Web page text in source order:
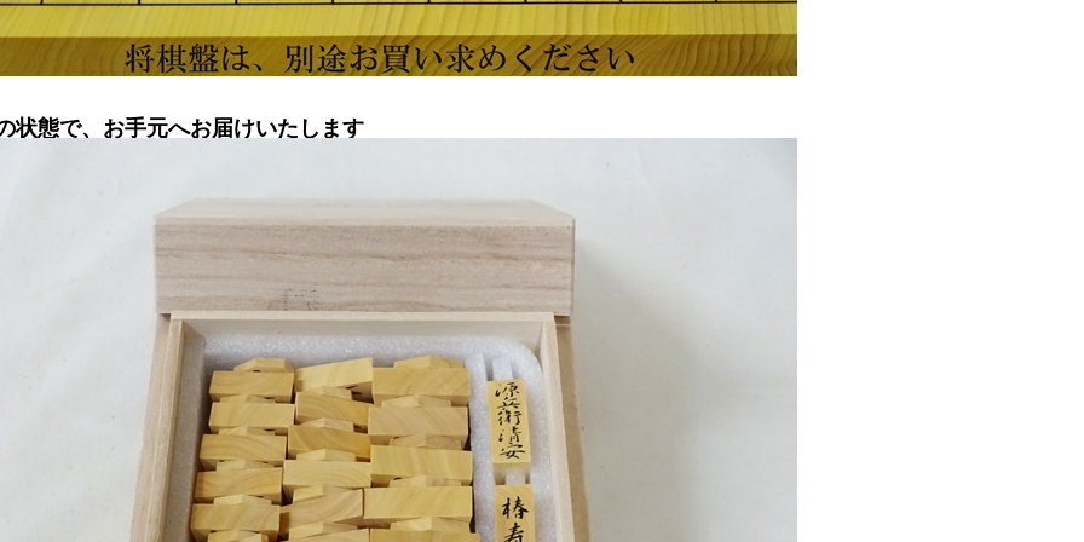
状態で、お手元へお届けいたします